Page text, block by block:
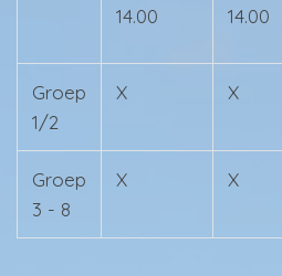
14.00
14.00
Groep
1/2
X X
Groep
3 - 8
X X